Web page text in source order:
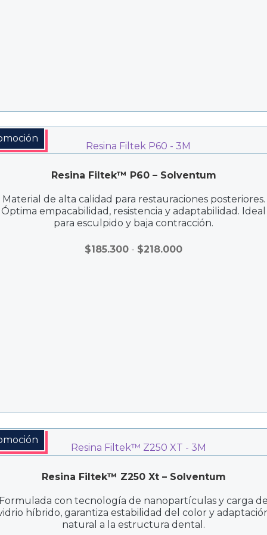
Resina Filtek™ P60 – Solventum
Material de alta calidad para restauraciones posteriores.
Óptima empacabilidad, resistencia y adaptabilidad. Ideal
para esculpido y baja contracción.
$185.300 - $218.000Rango
Resina Filtek™ Z250 Xt – Solventum
con tecnología de nanopartículas y carga
híbrido, garantiza estabilidad del color y
natural a la estructura dental.